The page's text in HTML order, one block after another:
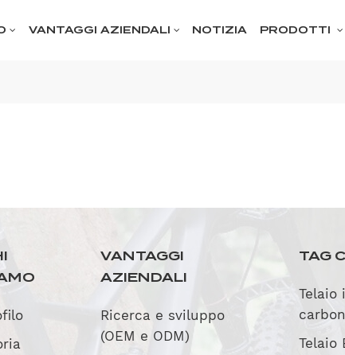
VANTAGGI AZIENDALI NOTIZIA PRODOTTI
VANTAGGI
AZIENDALI
Ricerca e sviluppo
(OEM e ODM)
TAG
Telaio
Telaio